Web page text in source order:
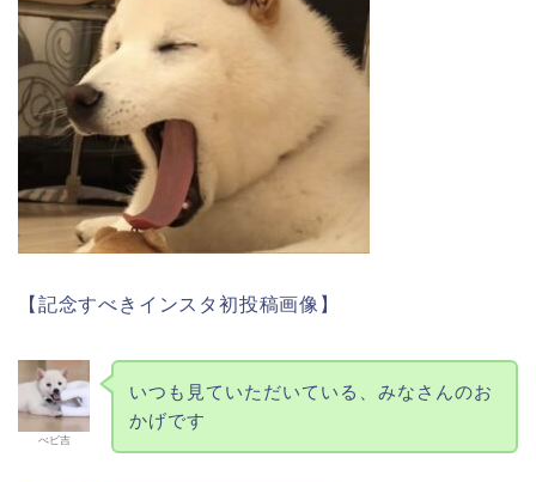
【記念すべきインスタ初投稿画像】
べビ吉
いつも見ていただいている、みなさんのお
かげです